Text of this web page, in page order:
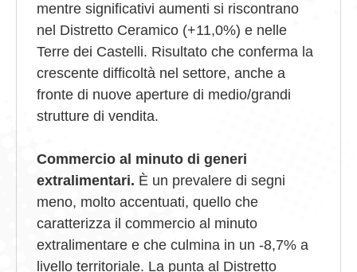
mentre significativi aumenti si riscontrano
nel Distretto Ceramico (+11,0%) e nelle
Terre dei Castelli. Risultato che conferma la
crescente difficoltà nel settore, anche a
fronte di nuove aperture di medio/grandi
strutture di vendita.
Commercio al minuto di generi
extralimentari. È un prevalere di segni
meno, molto accentuati, quello che
caratterizza il commercio al minuto
extralimentare e che culmina in un -8,7% a
livello territoriale. La punta al Distretto